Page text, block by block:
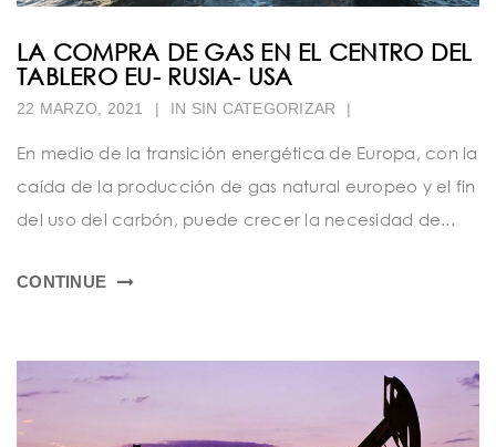
LA COMPRA DE GAS EN EL CENTRO DEL
TABLERO EU- RUSIA- USA
22 MARZO, 2021 | IN SIN CATEGORIZAR |
En medio de la transición energética de Europa, con la
caída de la producción de gas natural europeo y el fin
del uso del carbón, puede crecer la necesidad de...
CONTINUE